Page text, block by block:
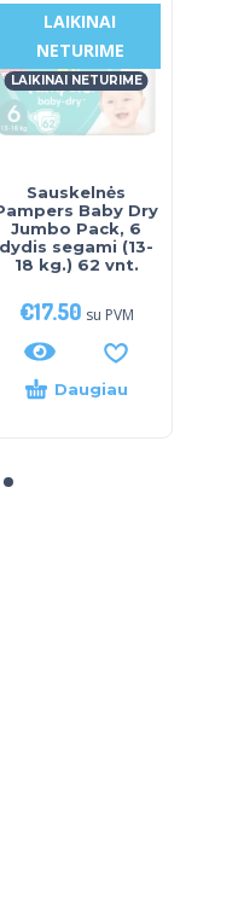
LAIKINAI
NETURIME
LAIKINAI NETURIME
Sauskelnės
Baby Dry
Jumbo Pack, 6
dydis segami (13-
18 kg.) 62 vnt.
€17.50 su PVM
Daugiau